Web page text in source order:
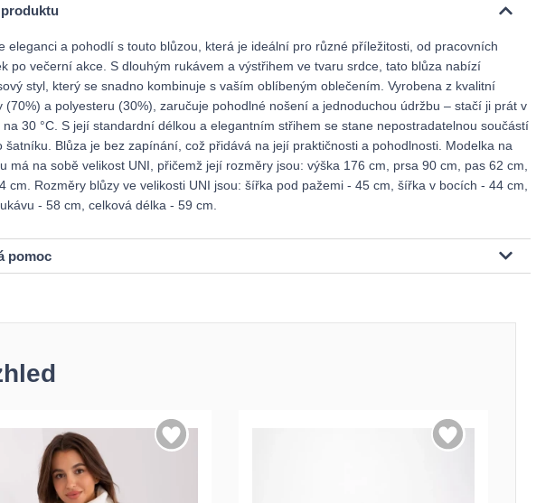
eleganci a pohodlí s touto blůzou, která je ideální pro různé příležitosti, od pracovních
po večerní akce. S dlouhým rukávem a výstřihem ve tvaru srdce, tato blůza nabízí
styl, který se snadno kombinuje s vaším oblíbeným oblečením. Vyrobena z kvalitní
(70%) a polyesteru (30%), zaručuje pohodlné nošení a jednoduchou údržbu – stačí ji prát v
na 30 °C. S její standardní délkou a elegantním střihem se stane nepostradatelnou součástí
šatníku. Blůza je bez zapínání, což přidává na její praktičnosti a pohodlnosti. Modelka na
má na sobě velikost UNI, přičemž její rozměry jsou: výška 176 cm, prsa 90 cm, pas 62 cm,
cm. Rozměry blůzy ve velikosti UNI jsou: šířka pod pažemi - 45 cm, šířka v bocích - 44 cm,
- 58 cm, celková délka - 59 cm.
pomoc